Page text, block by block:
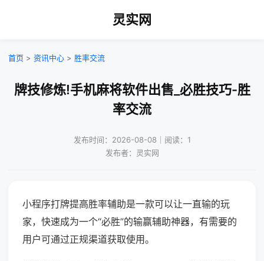
灵实网
首页 > 资讯中心 > 胜率交流
牌技修炼!手机麻将软件出售_必胜技巧-胜
率交流
发布时间：2026-08-08｜阅读：1
发布者：灵实网
小程序打牌提高胜率辅助是一款可以让一直输的玩
家，快速成为一个“必胜”的输赢辅助神器，有需要的
用户可通过正规渠道获取使用。